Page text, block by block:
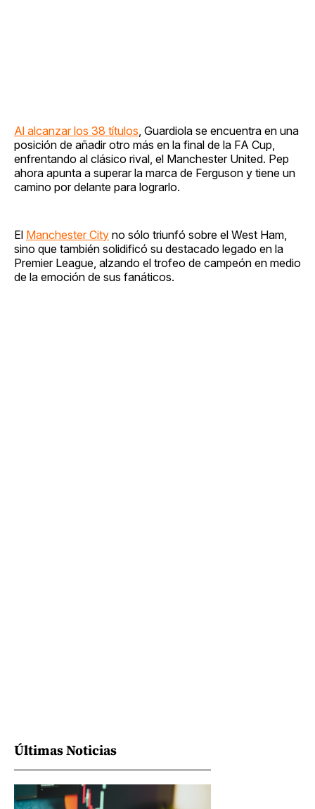
Al alcanzar los 38 títulos , Guardiola se encuentra en una
posición de añadir otro más en la final de la FA Cup,
enfrentando al clásico rival, el Manchester United. Pep
ahora apunta a superar la marca de Ferguson y tiene un
camino por delante para lograrlo.
El Manchester City no sólo triunfó sobre el West Ham,
sino que también solidificó su destacado legado en la
Premier League, alzando el trofeo de campeón en medio
de la emoción de sus fanáticos.
Últimas Noticias